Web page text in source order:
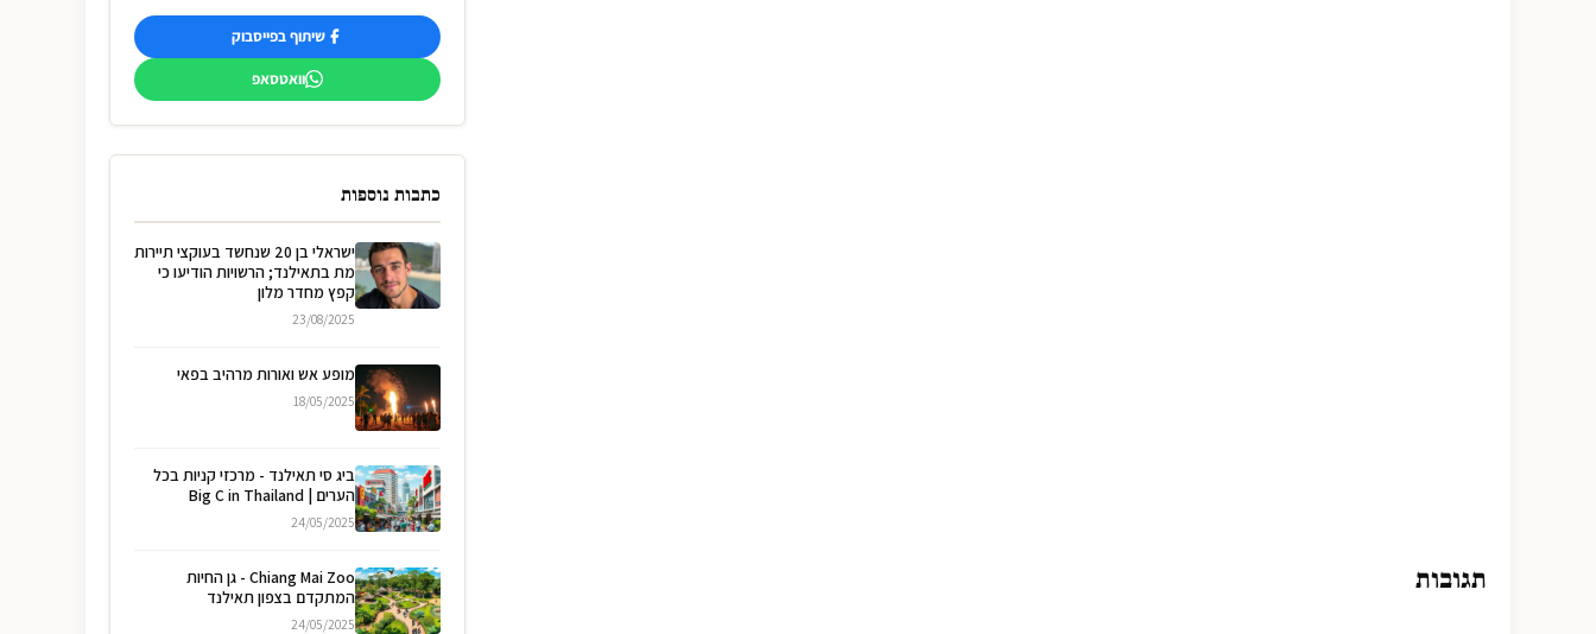
תגובות
שיתוף בפייסבוק
וואטסאפ
כתבות נוספות
ישראלי בן 20 שנחשד בעוקצי תיירות
מת בתאילנד; הרשויות הודיעו כי
קפץ מחדר מלון
23/08/2025
מופע אש ואורות מרהיב בפאי
18/05/2025
ביג סי תאילנד - מרכזי קניות בכל
הערים | Big C in Thailand
24/05/2025
Chiang Mai Zoo - גן החיות
המתקדם בצפון תאילנד
24/05/2025